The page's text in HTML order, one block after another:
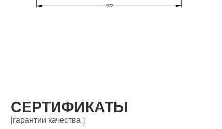
СЕРТИФИКАТЫ
[гарантии качества ]